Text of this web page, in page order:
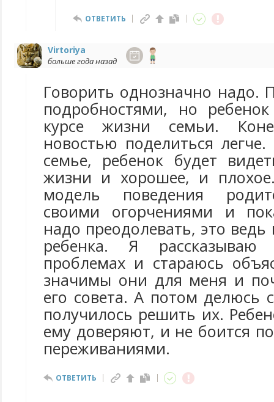
ОТВЕТИТЬ
Virtoriya
больше года назад
Говорить однозначно надо.
подробностями, но
курсе жизни семьи.
новостью поделиться
семье, ребенок будет
жизни и хорошее, и
модель поведения
своими огорчениями и
надо преодолевать, это
ребенка. Я
проблемах и стараюсь
значимы они для меня и
его совета. А потом делюсь
получилось решить их.
ему доверяют, и не боится
переживаниями.
ОТВЕТИТЬ